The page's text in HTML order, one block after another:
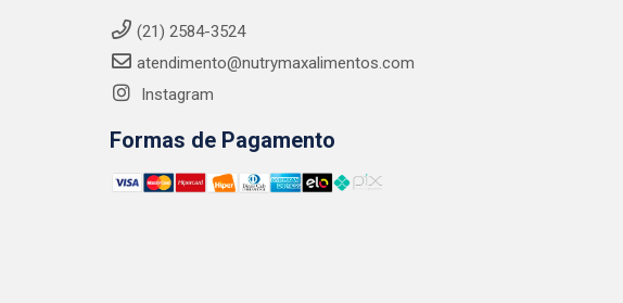
(21) 2584-3524
atendimento@nutrymaxalimentos.com
Instagram
Formas de Pagamento